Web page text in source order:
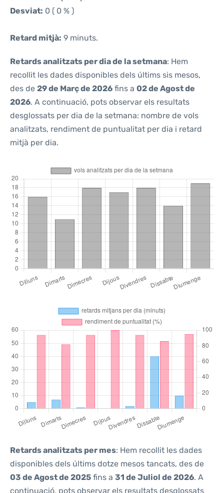
Desviat: 0 ( 0 % )
Retard mitjà: 9 minuts.
Retards analitzats per dia de la setmana: Hem
recollit les dades disponibles dels últims sis mesos,
des de 29 de Març de 2026 fins a 02 de Agost de
2026. A continuació, pots observar els resultats
desglossats per dia de la setmana: nombre de vols
analitzats, rendiment de puntualitat per dia i retard
mitjà per dia.
Retards analitzats per mes: Hem recollit les dades
disponibles dels últims dotze mesos tancats, des de
03 de Agost de 2025 fins a 31 de Juliol de 2026. A
continuació, pots observar els resultats desglossats